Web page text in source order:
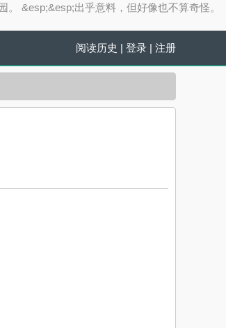
&esp;&esp;出乎意料，但好像也不算奇怪。
阅读历史 | 登录 | 注册